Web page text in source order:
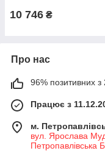
10 746 ₴
Про нас
96% позитивних з
Працює з
м.
вул. Ярослава
Петропавлівська